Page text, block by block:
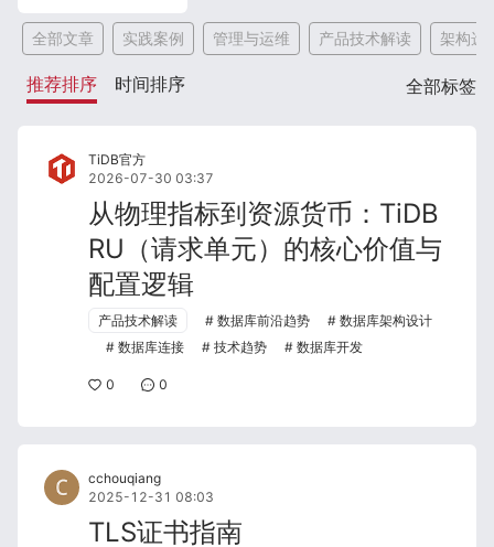
全部文章 实践案例 管理与运维 产品技术解读 架构选
推荐排序 时间排序 全部标签
TiDB官方
2026-07-30 03:37
从物理指标到资源货币：TiDB
RU（请求单元）的核心价值与
配置逻辑
产品技术解读 数据库前沿趋势
数据库架构设计
数据库连接
技术趋势 数据库开发
0 0
cchouqiang
2025-12-31 08:03
TLS证书指南